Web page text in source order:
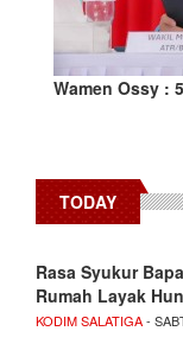
Wamen Ossy :
TODAY
Rasa Syukur
Rumah Layak
KODIM SALATIGA-